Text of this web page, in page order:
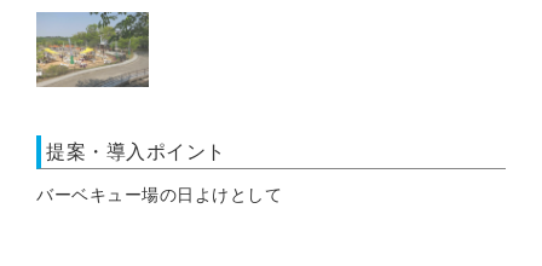
提案・導入ポイント
バーベキュー場の日よけとして